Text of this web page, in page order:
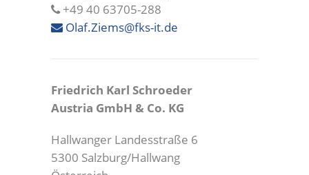
+49 40 63705-288
Olaf.Ziems@fks-it.de
Friedrich Karl Schroeder
Austria GmbH & Co. KG
Hallwanger Landesstraße 6
5300 Salzburg/Hallwang